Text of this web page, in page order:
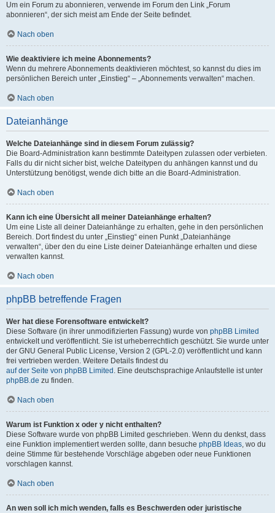
Um ein Forum zu abonnieren, verwende im Forum den Link „Forum
abonnieren“, der sich meist am Ende der Seite befindet.
Nach oben
Wie deaktiviere ich meine Abonnements?
Wenn du mehrere Abonnements deaktivieren möchtest, so kannst du dies im
persönlichen Bereich unter „Einstieg“ – „Abonnements verwalten“ machen.
Nach oben
Dateianhänge
Welche Dateianhänge sind in diesem Forum zulässig?
Die Board-Administration kann bestimmte Dateitypen zulassen oder verbieten.
Falls du dir nicht sicher bist, welche Dateitypen du anhängen kannst und du
Unterstützung benötigst, wende dich bitte an die Board-Administration.
Nach oben
Kann ich eine Übersicht all meiner Dateianhänge erhalten?
Um eine Liste all deiner Dateianhänge zu erhalten, gehe in den persönlichen
Bereich. Dort findest du unter „Einstieg“ einen Punkt „Dateianhänge
verwalten“, über den du eine Liste deiner Dateianhänge erhalten und diese
verwalten kannst.
Nach oben
phpBB betreffende Fragen
Wer hat diese Forensoftware entwickelt?
Diese Software (in ihrer unmodifizierten Fassung) wurde von phpBB Limited
entwickelt und veröffentlicht. Sie ist urheberrechtlich geschützt. Sie wurde unter
der GNU General Public License, Version 2 (GPL-2.0) veröffentlicht und kann
frei vertrieben werden. Weitere Details findest du
auf der Seite von phpBB Limited . Eine deutschsprachige Anlaufstelle ist unter
phpBB.de zu finden.
Nach oben
Warum ist Funktion x oder y nicht enthalten?
Diese Software wurde von phpBB Limited geschrieben. Wenn du denkst, dass
eine Funktion implementiert werden sollte, dann besuche phpBB Ideas, wo du
deine Stimme für bestehende Vorschläge abgeben oder neue Funktionen
vorschlagen kannst.
Nach oben
An wen soll ich mich wenden, falls es Beschwerden oder juristische